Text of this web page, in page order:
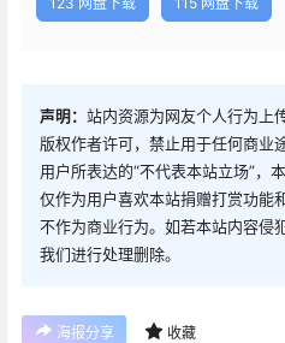
声明： 站内资源为网友个人行为上
版权作者许可，禁止用于任何商业
用户所表达的“不代表本站立场”，
仅作为用户喜欢本站捐赠打赏功能
不作为商业行为。如若本站内容侵
我们进行处理删除。
海报分享 收藏